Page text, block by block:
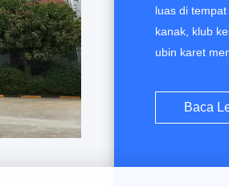
luas di
kanak, klub
ubin karet
Universitas
Center,
Baca